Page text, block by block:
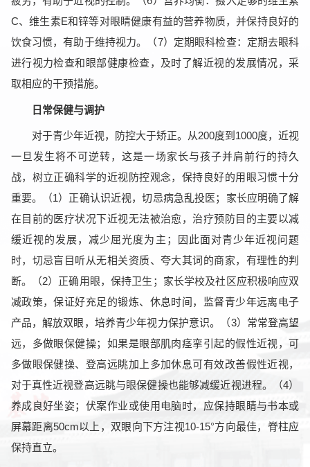
C、维生素E和锌等对眼睛健康有益的营养物质，并保持良好的
饮食习惯，有助于维持视力。（7）定期眼科检查：定期去眼科
进行视力检查和眼部健康检查，及时了解近视的发展情况，采
取相应的干预措施。
日常保健与调护
对于青少年近视，防控大于矫正。从200度到1000度，近视
一旦发生将不可逆转，这是一场家长与孩子并肩前行的持久
战，树立正确科学的近视防控观念，保持良好的用眼习惯十分
重要。（1）正确认识近视，切忌病急乱投医；家长应明确了解
在目前的医疗状况下近视无法被治愈，治疗预防目的主要以减
缓近视的发展，减少屈光度为主；因此面对青少年近视问题
时，切忌盲目听从无相关资质、夸大其词的商家，有理性的判
断。（2）正确用眼，保持卫生；家长学校及社区应积极响应双
减政策，保证好充足的锻炼、休息时间，监督青少年远离电子
产品，解放双眼，培养青少年视力保护意识。（3）常常登高望
远，多做眼保健操；如果是眼部肌肉痉挛引起的假性近视，可
多做眼保健操、登高远眺加上多加休息可有效改善假性近视，
对于真性近视登高远眺与眼保健操也能够减缓近视进程。（4）
养成良好坐姿；伏案作业或使用电脑时，应保持眼睛与书本或
屏幕距离50cm以上，双眼向下方注视10-15°方向最佳，脊柱应
保持直立。